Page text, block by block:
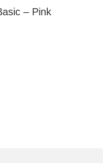
– Pink